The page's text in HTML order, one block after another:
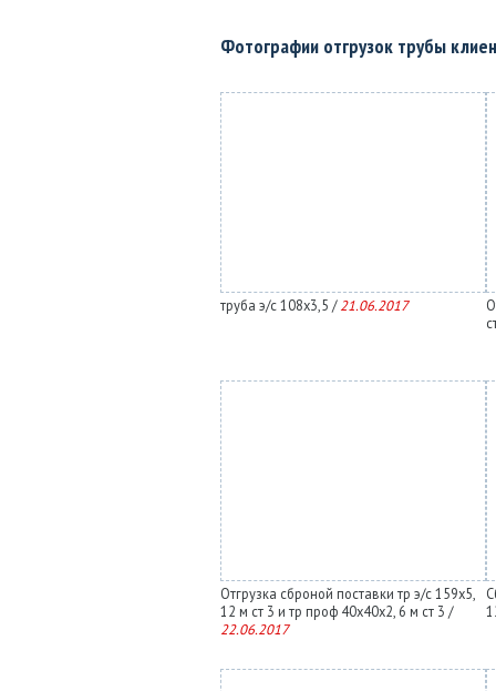
Фотографии отгрузок трубы
труба э/с 108х3,5 / 21.06.2017
Отгрузка сброной поставки тр э/с 159х5,
12 м ст 3 и тр проф 40х40х2, 6 м ст 3 /
22.06.2017